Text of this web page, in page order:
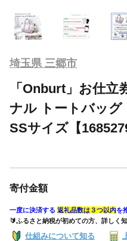
埼玉県 三郷市
「Onburt」お仕立
ナル トートバッ
SSサイズ【
寄付金額
一度に決済する 返礼品数は３つ以内を
🔰ふるさと納税が初めての方、詳しく
仕組みについて知る